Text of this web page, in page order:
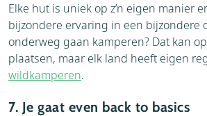
Elke hut is uniek op z’n eigen manier
bijzondere ervaring in een bijzondere
onderweg gaan kamperen? Dat kan
plaatsen, maar elk land heeft eigen
wildkamperen.
7. Je gaat even back to basics